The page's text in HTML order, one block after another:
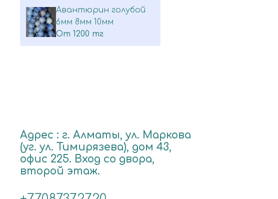
Авантюрин голубой
6мм 8мм 10мм
От 1200 тг
Адрес : г. Алматы, ул. Маркова
(уг. ул. Тимирязева), дом 43,
офис 225. Вход со двора,
второй этаж.